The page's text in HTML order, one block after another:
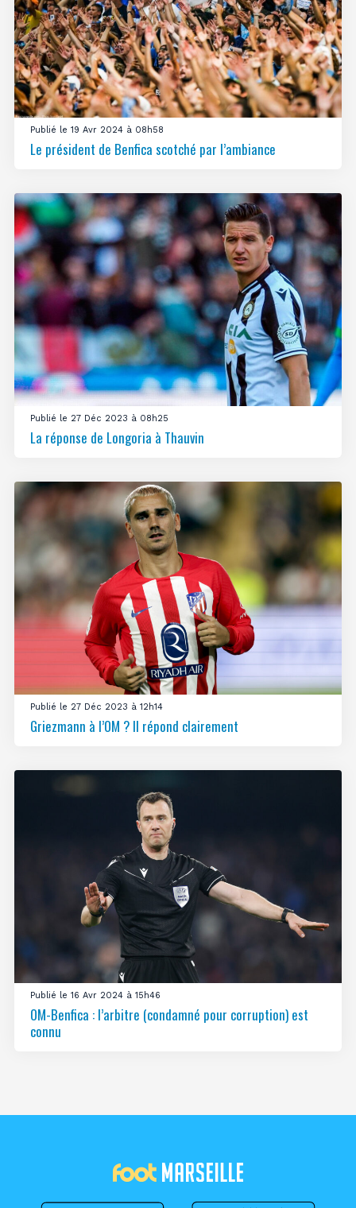
Publié le 19 Avr 2024 à 08h58
Le président de Benfica scotché par l’ambiance
Publié le 27 Déc 2023 à 08h25
La réponse de Longoria à Thauvin
Publié le 27 Déc 2023 à 12h14
Griezmann à l’OM ? Il répond clairement
Publié le 16 Avr 2024 à 15h46
OM-Benfica : l’arbitre (condamné pour corruption) est
connu